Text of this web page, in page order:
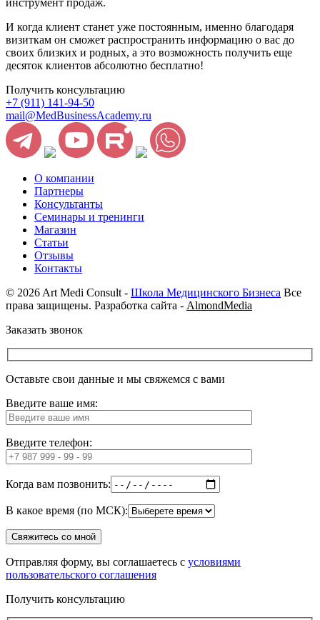
И когда клиент станет уже постоянным, именно благодаря
визиткам он сможет распространить информацию о вас до
своих близких и родных, а это возможность получить еще
десяток клиентов абсолютно бесплатно!
Получить консультацию
+7 (911) 141-94-50
mail@MedBusinessAcademy.ru
О компании
Партнеры
Консультанты
Семинары и тренинги
Магазин
Статьи
Отзывы
Контакты
© 2026 Art Medi Consult - Школа Медицинского Бизнеса Все
права защищены. Разработка сайта - AlmondMedia
Заказать звонок
Оставьте свои данные и мы свяжемся с вами
Введите ваше имя:
Введите телефон:
Когда вам позвонить:
В какое время (по МСК):
Отправляя форму, вы соглашаетесь с условиями
пользовательского соглашения
Получить консультацию